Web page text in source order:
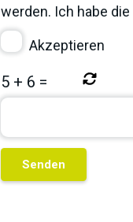
werden. Ich habe die
Akzeptieren
5 + 6 =